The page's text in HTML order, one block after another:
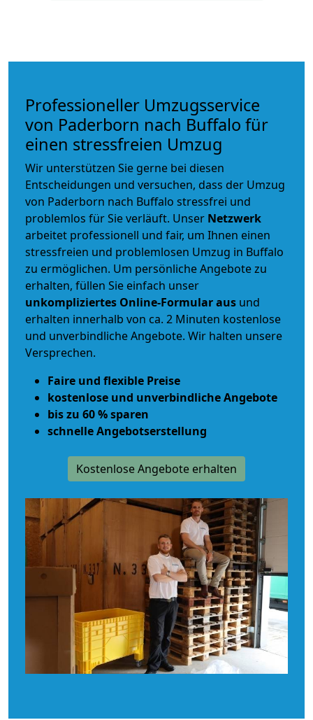
Professioneller Umzugsservice
von Paderborn nach Buffalo für
einen stressfreien Umzug
Wir unterstützen Sie gerne bei diesen
Entscheidungen und versuchen, dass der Umzug
von Paderborn nach Buffalo stressfrei und
problemlos für Sie verläuft. Unser Netzwerk
arbeitet professionell und fair, um Ihnen einen
stressfreien und problemlosen Umzug in Buffalo
zu ermöglichen. Um persönliche Angebote zu
erhalten, füllen Sie einfach unser
unkompliziertes Online-Formular aus und
erhalten innerhalb von ca. 2 Minuten kostenlose
und unverbindliche Angebote. Wir halten unsere
Versprechen.
Faire und flexible Preise
kostenlose und unverbindliche Angebote
bis zu 60 % sparen
schnelle Angebotserstellung
Kostenlose Angebote erhalten